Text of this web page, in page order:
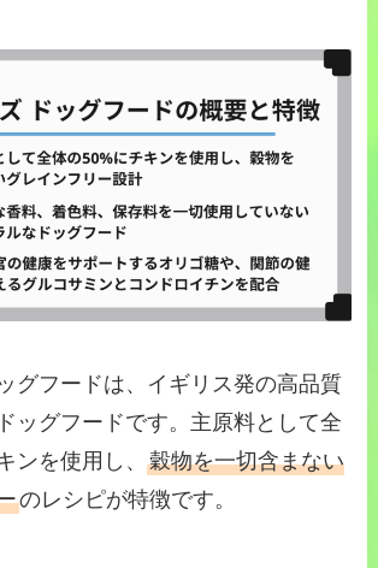
グフードは、イギリス発の高品質
ッグフードです。主原料として全
ンを使用し、穀物を一切含まない
のレシピが特徴です。